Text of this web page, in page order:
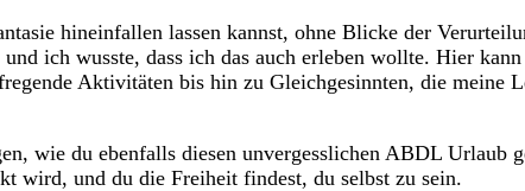
hineinfallen lassen kannst, ohne Blicke der
ich wusste, dass ich das auch erleben wollte. Hier
Aktivitäten bis hin zu Gleichgesinnten, die meine
wie du ebenfalls diesen unvergesslichen ABDL Urlaub
wird, und du die Freiheit findest, du selbst zu sein.